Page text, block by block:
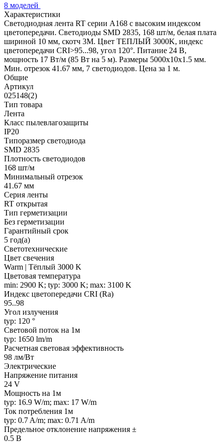
8 моделей
Характеристики
Светодиодная лента RT серии A168 с высоким индексом
цветопередачи. Светодиоды SMD 2835, 168 шт/м, белая плата
шириной 10 мм, скотч 3М. Цвет ТЕПЛЫЙ 3000K, индекс
цветопередачи CRI>95...98, угол 120°. Питание 24 В,
мощность 17 Вт/м (85 Вт на 5 м). Размеры 5000х10х1.5 мм.
Мин. отрезок 41.67 мм, 7 светодиодов. Цена за 1 м.
Общие
Артикул
025148(2)
Тип товара
Лента
Класс пылевлагозащиты
IP20
Типоразмер светодиода
SMD 2835
Плотность светодиодов
168 шт/м
Минимальный отрезок
41.67 мм
Серия ленты
RT открытая
Тип герметизации
Без герметизации
Гарантийный срок
5 год(а)
Светотехнические
Цвет свечения
Warm | Тёплый 3000 K
Цветовая температура
min: 2900 K; typ: 3000 K; max: 3100 K
Индекс цветопередачи CRI (Ra)
95..98
Угол излучения
typ: 120 °
Световой поток на 1м
typ: 1650 lm/m
Расчетная световая эффективность
98 лм/Вт
Электрические
Напряжение питания
24 V
Мощность на 1м
typ: 16.9 W/m; max: 17 W/m
Ток потребления 1м
typ: 0.7 A/m; max: 0.71 A/m
Предельное отклонение напряжения ±
0.5 В